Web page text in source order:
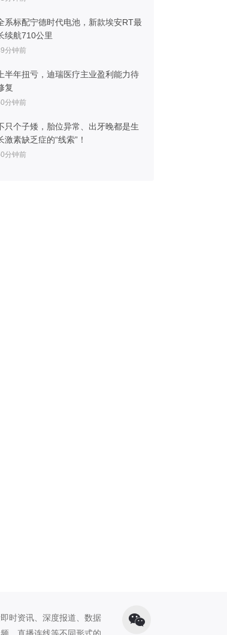
系标配宁德时代电池，新款埃安RT最
续航710公里
分钟前
上半年扭亏，迪瑞医疗主业盈利能力待
复
分钟前
只个子矮，胎位异常、出牙晚都是生
激素缺乏症的“线索”！
分钟前
时资讯、深度报道、数据